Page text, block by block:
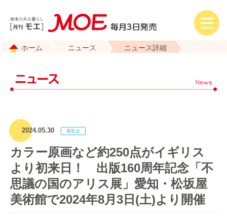
ホーム ニュース ニュース詳細
2024.05.30
カラー原画など約250点がイギリス
より初来日！ 出版160周年記念「不
思議の国のアリス展」愛知・松坂屋
美術館で2024年8月3日(土)より開催